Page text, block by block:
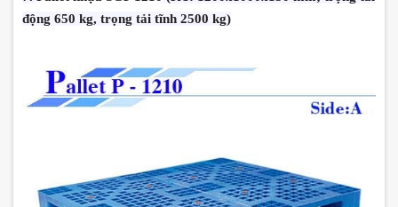
động 650 kg, trọng tải tĩnh 2500 kg)